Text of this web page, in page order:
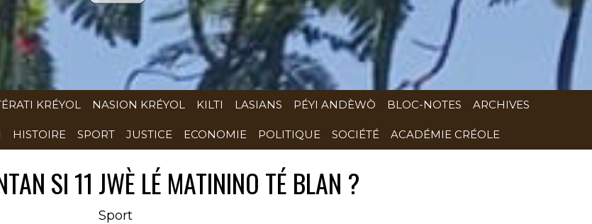
KRÉYOL NASION KRÉYOL KILTI LASIANS PÉYI ANDÈWÒ BLOC-NOTES ARCHIVES
HISTOIRE SPORT JUSTICE ECONOMIE POLITIQUE SOCIÉTÉ ACADÉMIE CRÉOLE
SI 11 JWÈ LÉ MATININO TÉ BLAN ?
Sport